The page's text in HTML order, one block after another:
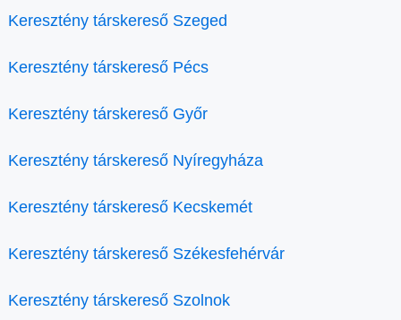
Keresztény társkereső Szeged
Keresztény társkereső Pécs
Keresztény társkereső Győr
Keresztény társkereső Nyíregyháza
Keresztény társkereső Kecskemét
Keresztény társkereső Székesfehérvár
Keresztény társkereső Szolnok